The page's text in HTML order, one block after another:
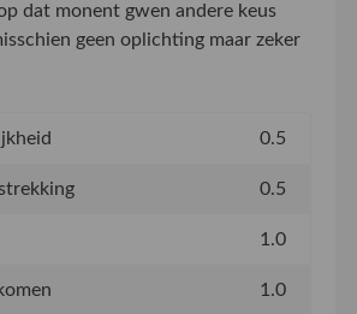
dat monent gwen andere keus
geen oplichting maar zeker
0.5
0.5
1.0
1.0